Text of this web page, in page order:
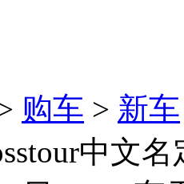
购车 > 新车
中文